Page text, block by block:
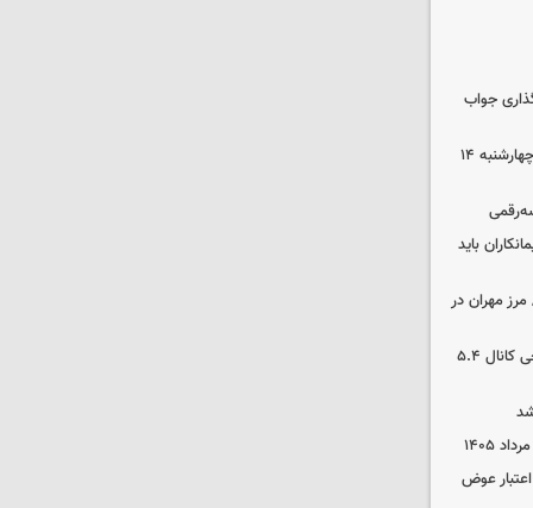
جواب
رهن و اجاره آپارتمان در جنوب تهران چهارشنبه ۱۴
باید
مهران در
بورس رشد کرد/ شکستن رکورد تاریخی کانال ۵.۴
اعتبار عوض